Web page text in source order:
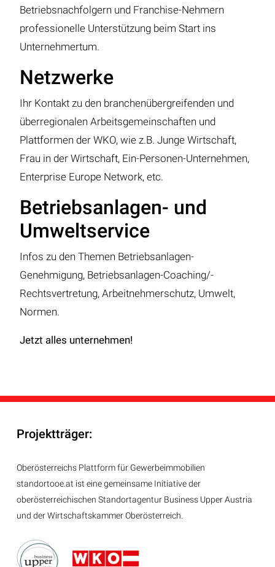
Betriebsnachfolgern und Franchise-Nehmern
professionelle Unterstützung beim Start ins
Unternehmertum.
Netzwerke
Ihr Kontakt zu den branchenübergreifenden und
überregionalen Arbeitsgemeinschaften und
Plattformen der WKO, wie z.B. Junge Wirtschaft,
Frau in der Wirtschaft, Ein-Personen-Unternehmen,
Enterprise Europe Network, etc.
Betriebsanlagen- und
Umweltservice
Infos zu den Themen Betriebsanlagen-
Genehmigung, Betriebsanlagen-Coaching/-
Rechtsvertretung, Arbeitnehmerschutz, Umwelt,
Normen.
Jetzt alles unternehmen!
Projektträger:
Oberösterreichs Plattform für Gewerbeimmobilien
standortooe.at ist eine gemeinsame Initiative der
oberösterreichischen Standortagentur Business Upper Austria
und der Wirtschaftskammer Oberösterreich.